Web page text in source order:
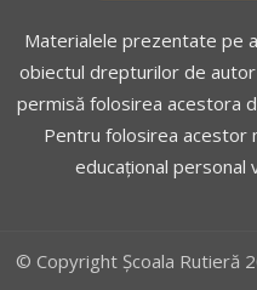
Materialele prezentate pe
obiectul drepturilor de
permisă folosirea acestora
Pentru folosirea acestor
educațional personal
© Copyright Școala Rutieră